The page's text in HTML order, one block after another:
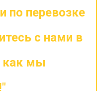
по перевозке
с нами в
как мы